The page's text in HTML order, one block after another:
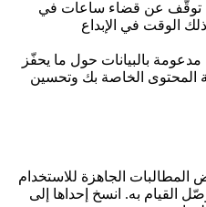
توقّف عن قضاء ساعات في
الوقت في الإبداع
بالبيانات حول ما يحفّز
المحتوى الخاصة بك وتحسين
المطالبات الجاهزة للاستخدام
القيام به. انسخ إحداها إلى